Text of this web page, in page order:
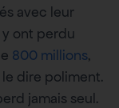
avec leur
ont perdu
800 millions,
dire poliment.
jamais seul.